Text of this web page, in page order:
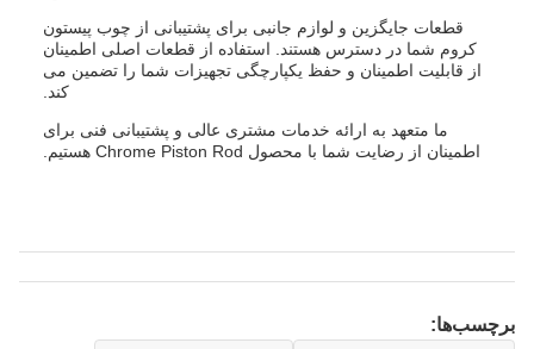
قطعات جایگزین و لوازم جانبی برای پشتیبانی از چوب پیستون
کروم شما در دسترس هستند. استفاده از قطعات اصلی اطمینان
از قابلیت اطمینان و حفظ یکپارچگی تجهیزات شما را تضمین می
کند.
ما متعهد به ارائه خدمات مشتری عالی و پشتیبانی فنی برای
اطمینان از رضایت شما با محصول Chrome Piston Rod هستیم.
برچسب‌ها: